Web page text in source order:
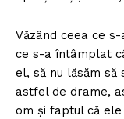
Văzând ceea ce
ce s-a întâmplat
el, să nu lăsăm
astfel de drame,
om și faptul că